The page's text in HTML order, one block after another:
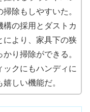
除もしやすいた。
構の採用とダストカ
により、家具下の狭
り掃除ができる。
ックにもハンディに
しい機能だ。